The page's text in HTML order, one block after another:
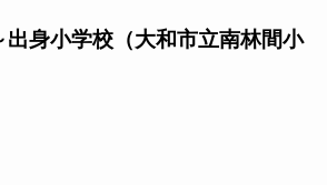
出身小学校（大和市立南林間小